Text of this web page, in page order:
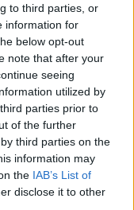
to third parties, or
information for
below opt-out
note that after your
seeing
utilized by
parties prior to
of the further
third parties on the
information may
the IAB’s List of
disclose it to other
dieser Seite sind
der Veröffentlichung
Standards (für
entsprechen. Wir
nachgewiesenen
ihre Meinungen
die beschriebenen
der jeweiligen
dieser Website.
Person zu Person
immer an Ihren Arzt
Rat zu